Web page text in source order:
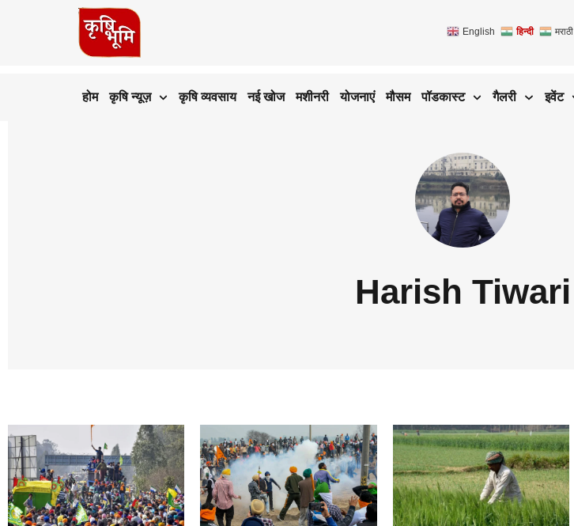
English हिन्दी मराठी
होम कृषि न्यूज़ कृषि व्यवसाय नई खोज मशीनरी योजनाएं मौसम पॉडकास्ट गैलरी इवेंट
Harish Tiwari